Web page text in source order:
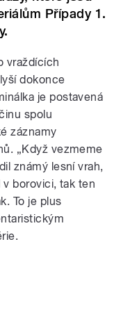
Případy 1.
vraždících
dokonce
je postavená
spolu
záznamy
„Když vezmeme
známý lesní vrah,
borovici, tak ten
To je plus